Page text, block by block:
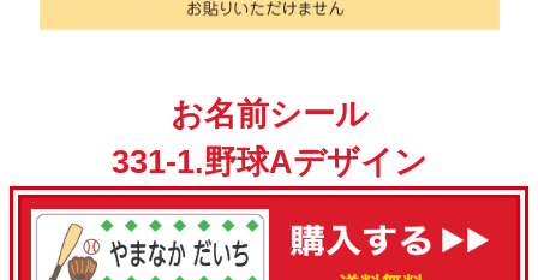
お名前シール
331-1.野球Aデザイン